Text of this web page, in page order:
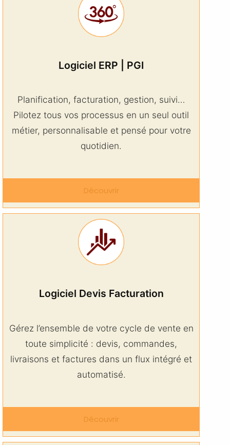
Logiciel ERP | PGI
Planification, facturation, gestion, suivi…
Pilotez tous vos processus en un seul outil
métier, personnalisable et pensé pour votre
quotidien.
Découvrir
Logiciel Devis Facturation
Gérez l’ensemble de votre cycle de vente en
toute simplicité : devis, commandes,
livraisons et factures dans un flux intégré et
automatisé.
Découvrir